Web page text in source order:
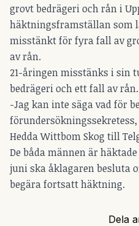
grovt bedrägeri och rån i
häktningsframställan som
misstänkt för fyra fall av
av rån.
21-åringen misstänks i sin
bedrägeri och ett fall av rån.
-Jag kan inte säga vad för
Hedda Wittbom Skog till
De båda männen är
juni ska åklagaren besluta
begära fortsatt häktning.
Dela